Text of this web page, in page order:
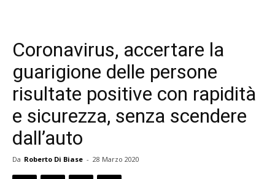
Coronavirus, accertare la
guarigione delle persone
risultate positive con rapidità
e sicurezza, senza scendere
dall’auto
Da Roberto Di Biase - 28 Marzo 2020